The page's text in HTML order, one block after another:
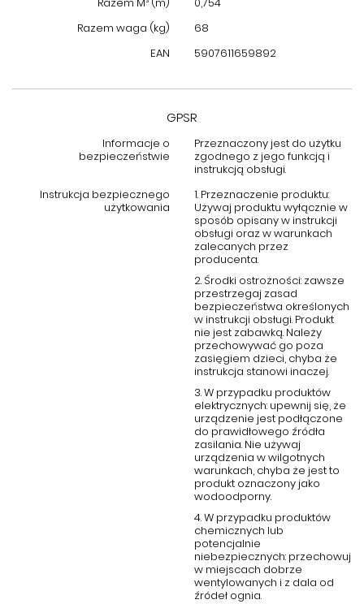
Wybierz komodę Stilig ST308 i ciesz się elegancją oraz
funkcjonalnością każdego dnia!
Razem waga (kg)
68
EAN
5907611659892
GPSR
Informacje o
bezpieczeństwie
Przeznaczony jest do użytku
zgodnego z jego funkcją i
instrukcją obsługi.
Instrukcja bezpiecznego
użytkowania
1. Przeznaczenie produktu:
Używaj produktu wyłącznie w
sposób opisany w instrukcji
obsługi oraz w warunkach
zalecanych przez
producenta.
2. Środki ostrożności: zawsze
przestrzegaj zasad
bezpieczeństwa określonych
w instrukcji obsługi. Produkt
nie jest zabawką. Należy
przechowywać go poza
zasięgiem dzieci, chyba że
instrukcja stanowi inaczej.
3. W przypadku produktów
elektrycznych: upewnij się, że
urządzenie jest podłączone
do prawidłowego źródła
zasilania. Nie używaj
urządzenia w wilgotnych
warunkach, chyba że jest to
produkt oznaczony jako
wodoodporny.
4. W przypadku produktów
chemicznych lub
potencjalnie
niebezpiecznych: przechowuj
w miejscach dobrze
wentylowanych i z dala od
źródeł ognia.